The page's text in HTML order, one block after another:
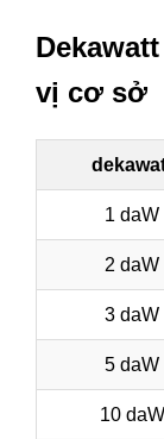
vị cơ sở
1 daW
2 daW
3 daW
5 daW
10 daW